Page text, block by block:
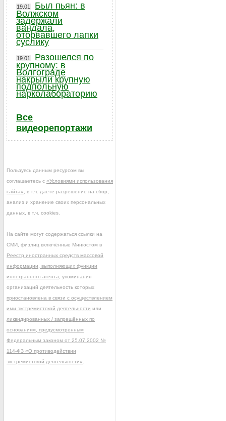
19.01
Был пьян: в
Волжском
задержали
вандала,
оторвавшего лапки
суслику
19.01
Разошелся по
крупному: в
Волгограде
накрыли крупную
подпольную
нарколабораторию
Все
видеорепортажи
Пользуясь данным ресурсом вы
соглашаетесь с «Условиями использования
сайта» , в т.ч. даёте разрешение на сбор,
анализ и хранение своих персональных
данных, в т.ч. cookies.
На сайте могут содержаться ссылки на
СМИ, физлиц включённые Минюстом в
Реестр иностранных средств массовой
информации, выполняющих функции
иностранного агента , упоминания
организаций деятельность которых
приостановлена в связи с осуществлением
ими экстремистской деятельности или
ликвидированных / запрещённых по
основаниям, предусмотренным
Федеральным законом от 25.07.2002 №
114-ФЗ «О противодействии
экстремистской деятельности»